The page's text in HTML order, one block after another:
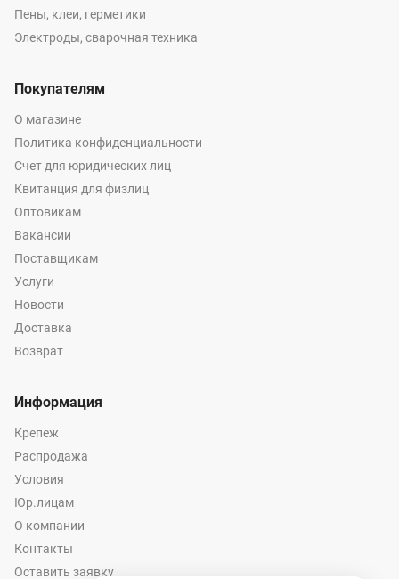
Пены, клеи, герметики
Электроды, сварочная техника
Покупателям
О магазине
Политика конфиденциальности
Счет для юридических лиц
Квитанция для физлиц
Оптовикам
Вакансии
Поставщикам
Услуги
Новости
Доставка
Возврат
Информация
Крепеж
Распродажа
Условия
Юр.лицам
О компании
Контакты
Оставить заявку